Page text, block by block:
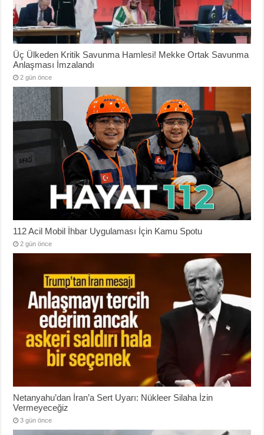
Üç Ülkeden Kritik Savunma Hamlesi! Mekke Ortak Savunma
Anlaşması İmzalandı
2 gün önce
112 Acil Mobil İhbar Uygulaması İçin Kamu Spotu
2 gün önce
Netanyahu’dan İran’a Sert Uyarı: Nükleer Silaha İzin
Vermeyeceğiz
3 gün önce